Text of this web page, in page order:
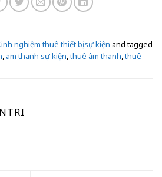
nghiệm thuê thiết bị sự kiện and tagged
am thanh sự kiện thuê âm thanh thuê